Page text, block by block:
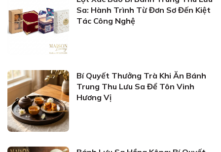
Sa: Hành Trình Từ Đơn Sơ Đến Kiệt
Tác Công Nghệ
Bí Quyết Thưởng Trà Khi Ăn Bánh
Trung Thu Lưu Sa Để Tôn Vinh
Hương Vị